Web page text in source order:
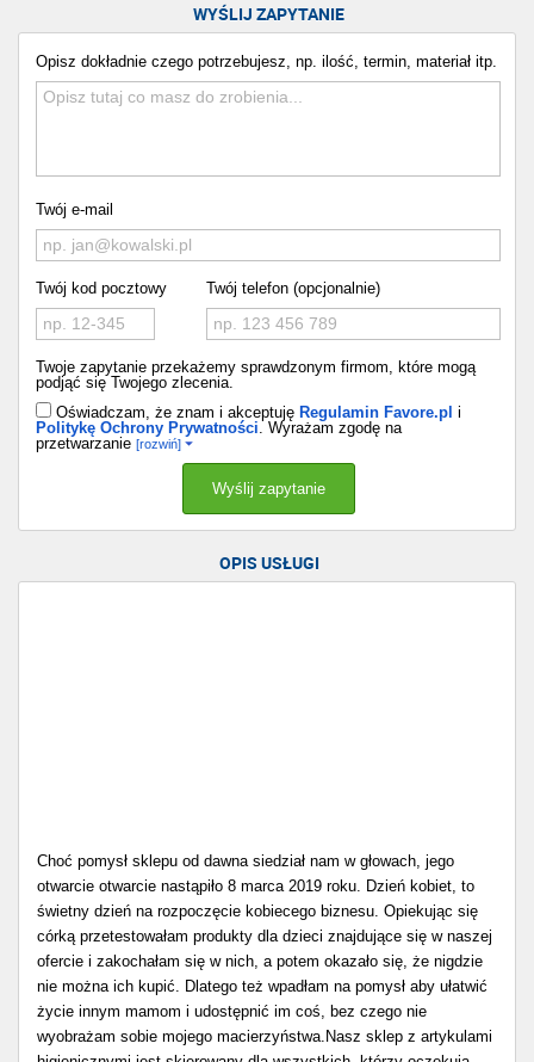
WYŚLIJ ZAPYTANIE
Opisz dokładnie czego potrzebujesz, np. ilość, termin, materiał itp.
Twój e-mail
Twój kod pocztowy Twój telefon (opcjonalnie)
Twoje zapytanie przekażemy sprawdzonym firmom, które mogą
podjąć się Twojego zlecenia.
Oświadczam, że znam i akceptuję Regulamin Favore.pl i
Politykę Ochrony Prywatności . Wyrażam zgodę na
przetwarzanie [rozwiń]
OPIS USŁUGI
Choć pomysł sklepu od dawna siedział nam w głowach, jego
otwarcie otwarcie nastąpiło 8 marca 2019 roku. Dzień kobiet, to
świetny dzień na rozpoczęcie kobiecego biznesu. Opiekując się
córką przetestowałam produkty dla dzieci znajdujące się w naszej
ofercie i zakochałam się w nich, a potem okazało się, że nigdzie
nie można ich kupić. Dlatego też wpadłam na pomysł aby ułatwić
życie innym mamom i udostępnić im coś, bez czego nie
wyobrażam sobie mojego macierzyństwa.Nasz sklep z artykulami